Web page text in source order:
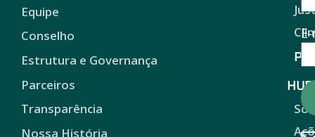
Equipe
Conselho
Estrutura e Governança
Parceiros
Transparência
Nossa História